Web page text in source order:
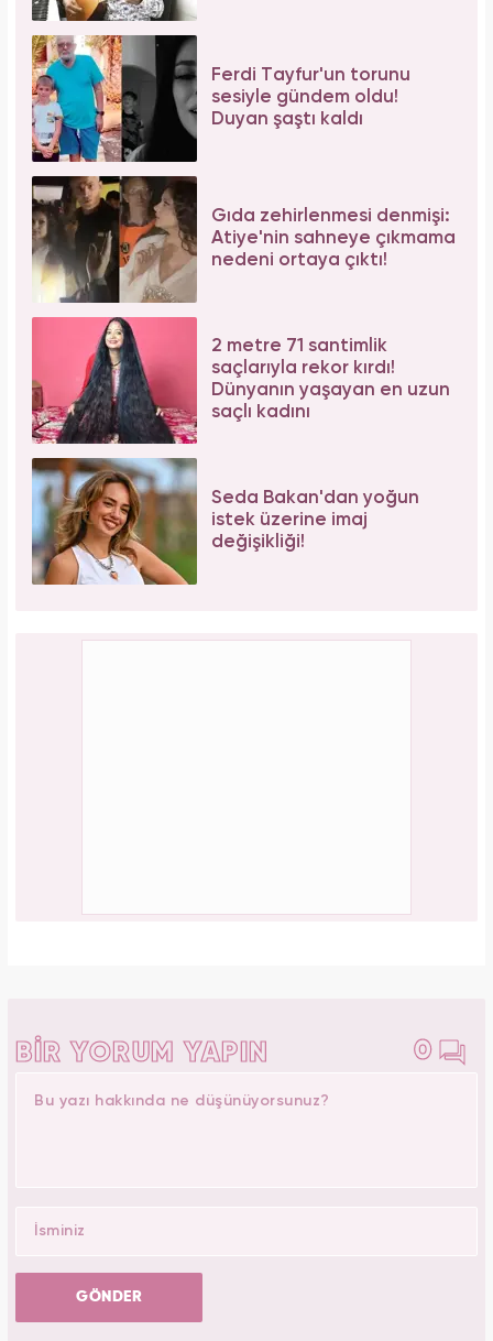
Ferdi Tayfur'un torunu
sesiyle gündem oldu!
Duyan şaştı kaldı
Gıda zehirlenmesi denmişi:
Atiye'nin sahneye çıkmama
nedeni ortaya çıktı!
2 metre 71 santimlik
saçlarıyla rekor kırdı!
Dünyanın yaşayan en uzun
saçlı kadını
Seda Bakan'dan yoğun
istek üzerine imaj
değişikliği!
BİR YORUM YAPIN 0
GÖNDER